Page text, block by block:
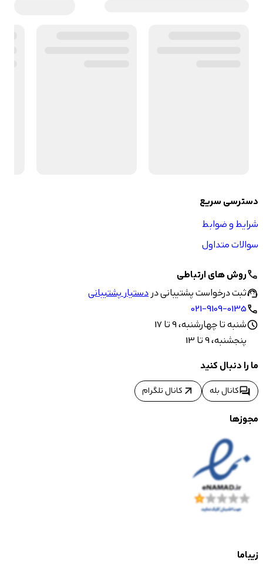
دسترسی سریع
شرایط و ضوابط
سوالات متداول
callروش های ارتباطی
support_agentثبت درخواست پشتیبانی دردستیار پشتیبانی
call
021-9109-0135
scheduleشنبه تا چهارشنبه، 9 تا 17
پنجشنبه، 9 تا 13
ما را دنبال کنید
forumکانال بله arrow_outward کانال تلگرام
مجوزها
زیباما